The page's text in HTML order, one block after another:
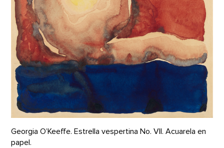
Georgia O’Keeffe. Estrella vespertina No. VII. Acuarela en
papel.